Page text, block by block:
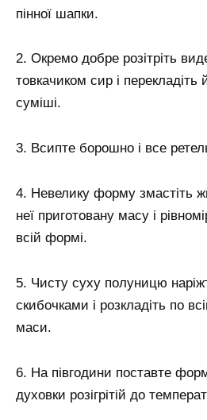
пінної шапки.
2. Окремо добре розітріть
товкачиком сир і перекладіть
суміші.
3. Всипте борошно і все
4. Невелику форму змастіть
неї приготовану масу і
всій формі.
5. Чисту суху полуницю
скибочками і розкладіть по
маси.
6. На півгодини поставте
духовки розігрітій до